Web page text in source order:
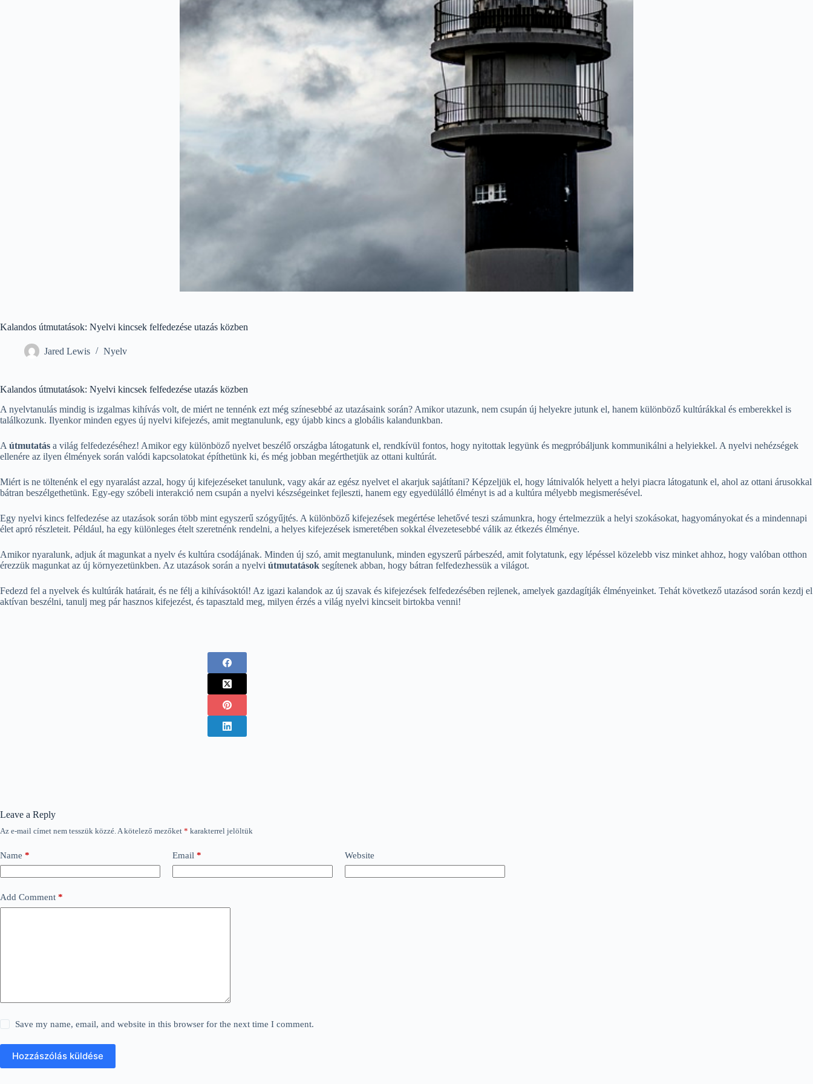
Kalandos útmutatások: Nyelvi kincsek felfedezése utazás közben
Jared Lewis Nyelv
Kalandos útmutatások: Nyelvi kincsek felfedezése utazás közben
A nyelvtanulás mindig is izgalmas kihívás volt, de miért ne tennénk ezt még színesebbé az utazásaink során? Amikor utazunk, nem csupán új helyekre jutunk el, hanem különböző kultúrákkal és emberekkel is
találkozunk. Ilyenkor minden egyes új nyelvi kifejezés, amit megtanulunk, egy újabb kincs a globális kalandunkban.
A útmutatás a világ felfedezéséhez! Amikor egy különböző nyelvet beszélő országba látogatunk el, rendkívül fontos, hogy nyitottak legyünk és megpróbáljunk kommunikálni a helyiekkel. A nyelvi nehézségek
ellenére az ilyen élmények során valódi kapcsolatokat építhetünk ki, és még jobban megérthetjük az ottani kultúrát.
Miért is ne töltenénk el egy nyaralást azzal, hogy új kifejezéseket tanulunk, vagy akár az egész nyelvet el akarjuk sajátítani? Képzeljük el, hogy látnivalók helyett a helyi piacra látogatunk el, ahol az ottani árusokkal
bátran beszélgethetünk. Egy-egy szóbeli interakció nem csupán a nyelvi készségeinket fejleszti, hanem egy egyedülálló élményt is ad a kultúra mélyebb megismerésével.
Egy nyelvi kincs felfedezése az utazások során több mint egyszerű szógyűjtés. A különböző kifejezések megértése lehetővé teszi számunkra, hogy értelmezzük a helyi szokásokat, hagyományokat és a mindennapi
élet apró részleteit. Például, ha egy különleges ételt szeretnénk rendelni, a helyes kifejezések ismeretében sokkal élvezetesebbé válik az étkezés élménye.
Amikor nyaralunk, adjuk át magunkat a nyelv és kultúra csodájának. Minden új szó, amit megtanulunk, minden egyszerű párbeszéd, amit folytatunk, egy lépéssel közelebb visz minket ahhoz, hogy valóban otthon
érezzük magunkat az új környezetünkben. Az utazások során a nyelvi útmutatások segítenek abban, hogy bátran felfedezhessük a világot.
Fedezd fel a nyelvek és kultúrák határait, és ne félj a kihívásoktól! Az igazi kalandok az új szavak és kifejezések felfedezésében rejlenek, amelyek gazdagítják élményeinket. Tehát következő utazásod során kezdj el
aktívan beszélni, tanulj meg pár hasznos kifejezést, és tapasztald meg, milyen érzés a világ nyelvi kincseit birtokba venni!
Leave a Reply
Az e-mail címet nem tesszük közzé. A kötelező mezőket * karakterrel jelöltük
Name * Email * Website
Add Comment *
Save my name, email, and website in this browser for the next time I comment.
Hozzászólás küldése